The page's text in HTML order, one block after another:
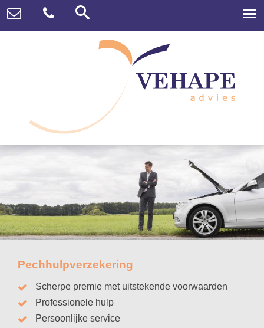
Pechhulpverzekering
Scherpe premie met uitstekende voorwaarden
Professionele hulp
Persoonlijke service